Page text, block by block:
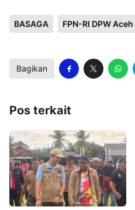
BASAGA FPN-RI DPW Aceh
Bagikan
Pos terkait